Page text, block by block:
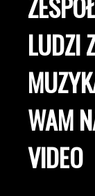
LUDZI
WAM
VIDEO